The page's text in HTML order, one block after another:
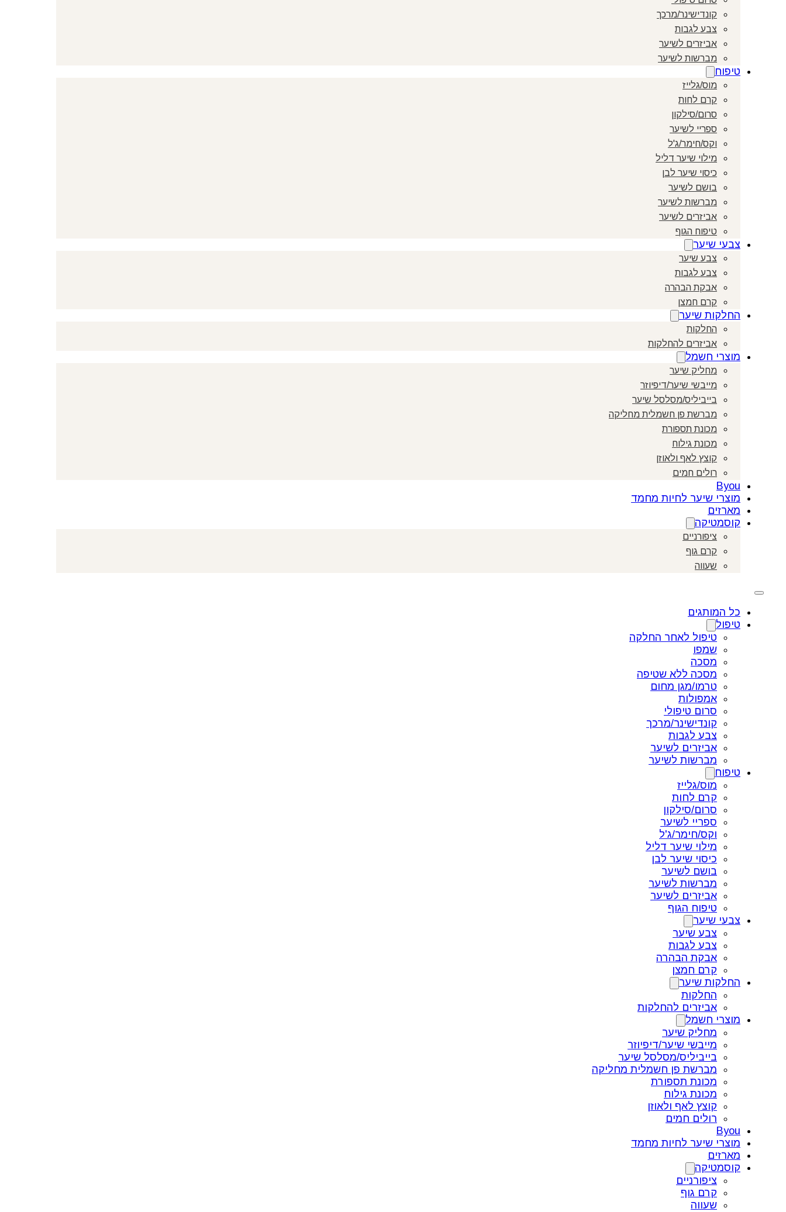
קונדישינר/מרכך
צבע לגבות
אביזרים לשיער
מברשות לשיער
טיפוח
מוס/גלייז
קרם לחות
סרום/סילקון
ספריי לשיער
וקס/חימר/ג'ל
מילוי שיער דליל
כיסוי שיער לבן
בושם לשיער
מברשות לשיער
אביזרים לשיער
טיפוח הגוף
צבעי שיער
צבע שיער
צבע לגבות
אבקת הבהרה
קרם חמצן
החלקות שיער
החלקות
אביזרים להחלקות
מוצרי חשמל
מחליק שיער
מייבשי שיער/דיפיוזר
בייביליס/מסלסל שיער
מברשת פן חשמלית מחליקה
מכונת תספורת
מכונת גילוח
קוצץ לאף ולאוזן
רולים חמים
Byou
מוצרי שיער לחיות מחמד
מארזים
קוסמטיקה
ציפורניים
קרם גוף
שעווה
כל המותגים
טיפול
טיפול לאחר החלקה
שמפו
מסכה
מסכה ללא שטיפה
טרמו/מגן מחום
אמפולות
סרום טיפולי
קונדישינר/מרכך
צבע לגבות
אביזרים לשיער
מברשות לשיער
טיפוח
מוס/גלייז
קרם לחות
סרום/סילקון
ספריי לשיער
וקס/חימר/ג'ל
מילוי שיער דליל
כיסוי שיער לבן
בושם לשיער
מברשות לשיער
אביזרים לשיער
טיפוח הגוף
צבעי שיער
צבע שיער
צבע לגבות
אבקת הבהרה
קרם חמצן
החלקות שיער
החלקות
אביזרים להחלקות
מוצרי חשמל
מחליק שיער
מייבשי שיער/דיפיוזר
בייביליס/מסלסל שיער
מברשת פן חשמלית מחליקה
מכונת תספורת
מכונת גילוח
קוצץ לאף ולאוזן
רולים חמים
Byou
מוצרי שיער לחיות מחמד
מארזים
קוסמטיקה
ציפורניים
קרם גוף
שעווה